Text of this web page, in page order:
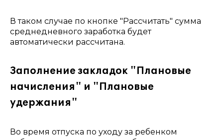
В таком случае по кнопке "Рассчитать" сумма
среднедневного заработка будет
автоматически рассчитана.
Заполнение закладок "Плановые
начисления" и "Плановые
удержания"
Во время отпуска по уходу за ребенком